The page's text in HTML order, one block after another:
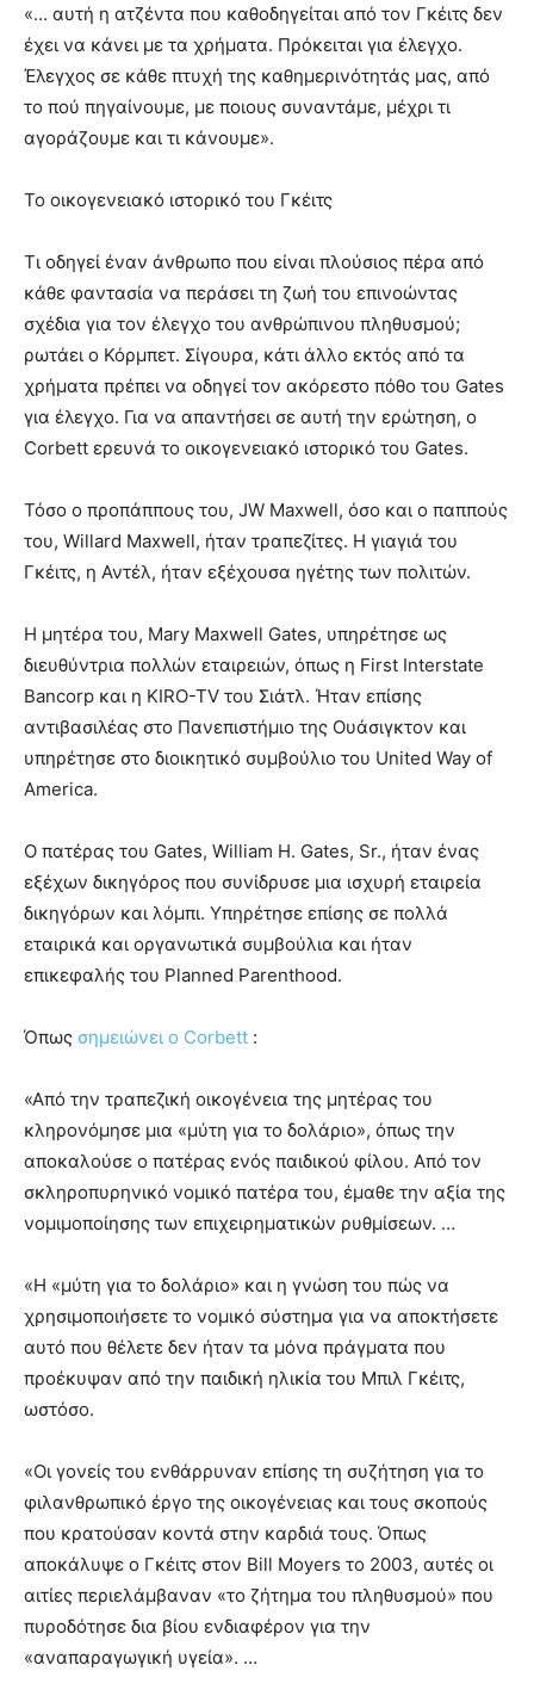
«… αυτή η ατζέντα που καθοδηγείται από τον Γκέιτς δεν
έχει να κάνει με τα χρήματα. Πρόκειται για έλεγχο.
Έλεγχος σε κάθε πτυχή της καθημερινότητάς μας, από
το πού πηγαίνουμε, με ποιους συναντάμε, μέχρι τι
αγοράζουμε και τι κάνουμε».
Το οικογενειακό ιστορικό του Γκέιτς
Τι οδηγεί έναν άνθρωπο που είναι πλούσιος πέρα ​​από
κάθε φαντασία να περάσει τη ζωή του επινοώντας
σχέδια για τον έλεγχο του ανθρώπινου πληθυσμού;
ρωτάει ο Κόρμπετ. Σίγουρα, κάτι άλλο εκτός από τα
χρήματα πρέπει να οδηγεί τον ακόρεστο πόθο του Gates
για έλεγχο. Για να απαντήσει σε αυτή την ερώτηση, ο
Corbett ερευνά το οικογενειακό ιστορικό του Gates.
Τόσο ο προπάππους του, JW Maxwell, όσο και ο παππούς
του, Willard Maxwell, ήταν τραπεζίτες. Η γιαγιά του
Γκέιτς, η Αντέλ, ήταν εξέχουσα ηγέτης των πολιτών.
Η μητέρα του, Mary Maxwell Gates, υπηρέτησε ως
διευθύντρια πολλών εταιρειών, όπως η First Interstate
Bancorp και η KIRO-TV του Σιάτλ. Ήταν επίσης
αντιβασιλέας στο Πανεπιστήμιο της Ουάσιγκτον και
υπηρέτησε στο διοικητικό συμβούλιο του United Way of
America.
Ο πατέρας του Gates, William H. Gates, Sr., ήταν ένας
εξέχων δικηγόρος που συνίδρυσε μια ισχυρή εταιρεία
δικηγόρων και λόμπι. Υπηρέτησε επίσης σε πολλά
εταιρικά και οργανωτικά συμβούλια και ήταν
επικεφαλής του Planned Parenthood.
Όπως σημειώνει ο Corbett :
«Από την τραπεζική οικογένεια της μητέρας του
κληρονόμησε μια «μύτη για το δολάριο», όπως την
αποκαλούσε ο πατέρας ενός παιδικού φίλου. Από τον
σκληροπυρηνικό νομικό πατέρα του, έμαθε την αξία της
νομιμοποίησης των επιχειρηματικών ρυθμίσεων. …
«Η «μύτη για το δολάριο» και η γνώση του πώς να
χρησιμοποιήσετε το νομικό σύστημα για να αποκτήσετε
αυτό που θέλετε δεν ήταν τα μόνα πράγματα που
προέκυψαν από την παιδική ηλικία του Μπιλ Γκέιτς,
ωστόσο.
«Οι γονείς του ενθάρρυναν επίσης τη συζήτηση για το
φιλανθρωπικό έργο της οικογένειας και τους σκοπούς
που κρατούσαν κοντά στην καρδιά τους. Όπως
αποκάλυψε ο Γκέιτς στον Bill Moyers το 2003, αυτές οι
αιτίες περιελάμβαναν «το ζήτημα του πληθυσμού» που
πυροδότησε δια βίου ενδιαφέρον για την
«αναπαραγωγική υγεία». …